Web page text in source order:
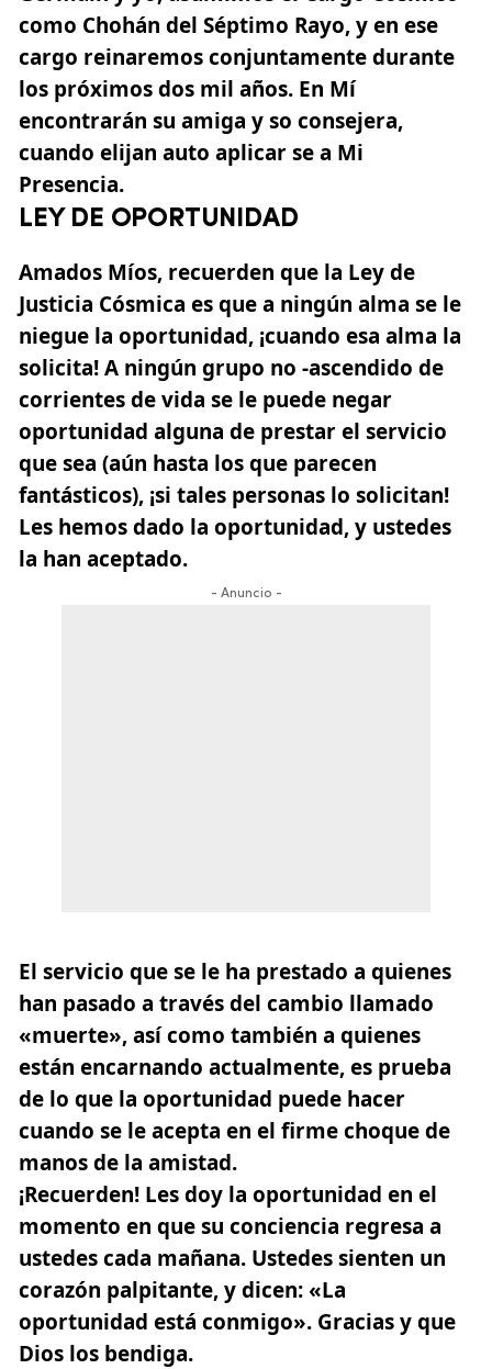
como Chohán del Séptimo Rayo, y en ese
cargo reinaremos conjuntamente durante
los próximos dos mil años. En Mí
encontrarán su amiga y so consejera,
cuando elijan auto aplicar se a Mi
Presencia.
LEY DE OPORTUNIDAD
Amados Míos, recuerden que la Ley de
Justicia Cósmica es que a ningún alma se le
niegue la oportunidad, ¡cuando esa alma la
solicita! A ningún grupo no -ascendido de
corrientes de vida se le puede negar
oportunidad alguna de prestar el servicio
que sea (aún hasta los que parecen
fantásticos), ¡si tales personas lo solicitan!
Les hemos dado la oportunidad, y ustedes
la han aceptado.
- Anuncio -
El servicio que se le ha prestado a quienes
han pasado a través del cambio llamado
«muerte», así como también a quienes
están encarnando actualmente, es prueba
de lo que la oportunidad puede hacer
cuando se le acepta en el firme choque de
manos de la amistad.
¡Recuerden! Les doy la oportunidad en el
momento en que su conciencia regresa a
ustedes cada mañana. Ustedes sienten un
corazón palpitante, y dicen: «La
oportunidad está conmigo». Gracias y que
Dios los bendiga.